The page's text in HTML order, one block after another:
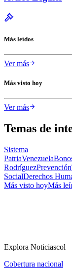
Más leídos
Ver más
Más visto hoy
Ver más
Temas de
Sistema
PatriaVenezuela
RodríguezPrevención
SocialDerechos
Más visto hoyMás
Explora Noticiascol
Cobertura nacional